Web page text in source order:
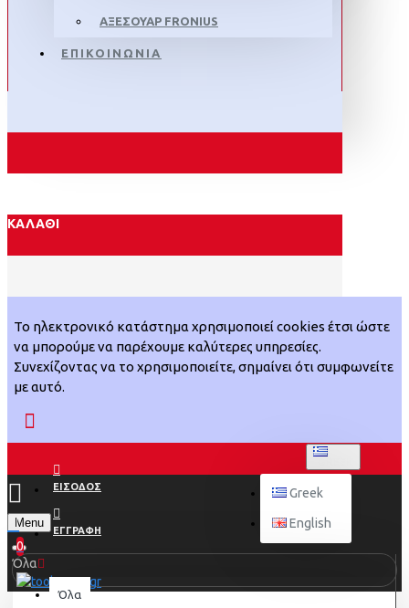
ΑΞΕΣΟΥΑΡ FRONIUS
ΕΠΙΚΟΙΝΩΝΙΑ
ΚΑΛΆΘΙ
Το ηλεκτρονικό κατάστημα χρησιμοποιεί cookies έτσι ώστε
να μπορούμε να παρέχουμε καλύτερες υπηρεσίες.
Συνεχίζοντας να το χρησιμοποιείτε, σημαίνει ότι συμφωνείτε
με αυτό.
ΕΙΣΟΔΟΣ
ΕΓΓΡΑΦΗ
Greek
English
Menu
0
Όλα
Όλα